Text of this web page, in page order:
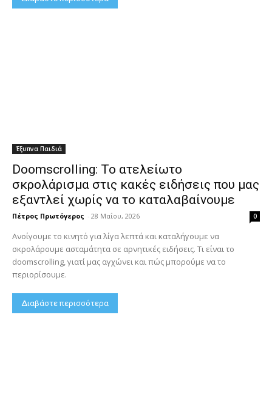
Έξυπνα Παιδιά
Doomscrolling: Το ατελείωτο
σκρολάρισμα στις κακές ειδήσεις που μας
εξαντλεί χωρίς να το καταλαβαίνουμε
Πέτρος Πρωτόγερος - 28 Μαΐου, 2026 0
Ανοίγουμε το κινητό για λίγα λεπτά και καταλήγουμε να
σκρολάρουμε ασταμάτητα σε αρνητικές ειδήσεις. Τι είναι το
doomscrolling, γιατί μας αγχώνει και πώς μπορούμε να το
περιορίσουμε.
Διαβάστε περισσότερα